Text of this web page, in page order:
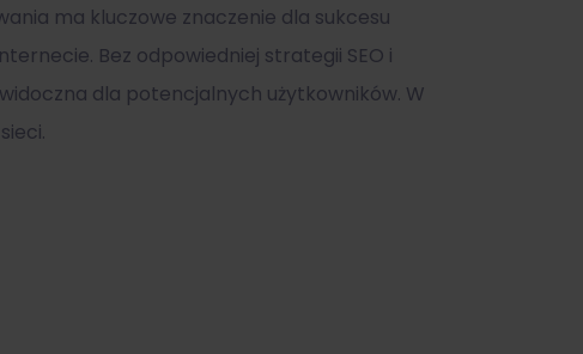
ma kluczowe znaczenie dla sukcesu
Bez odpowiedniej strategii SEO i
dla potencjalnych użytkowników. W